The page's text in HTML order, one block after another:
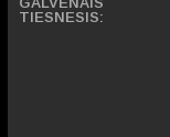
TIESNESIS: